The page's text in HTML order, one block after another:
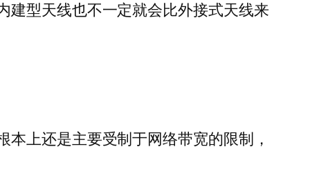
建型天线也不一定就会比外接式天线来
上还是主要受制于网络带宽的限制，